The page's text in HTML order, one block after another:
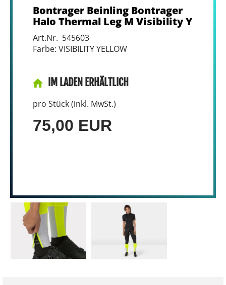
Bontrager Beinling Bontrager
Halo Thermal Leg M Visibility Y
Art.Nr. 545603
Farbe: VISIBILITY YELLOW
IM LADEN ERHÄLTLICH
pro Stück (inkl. MwSt.)
75,00 EUR